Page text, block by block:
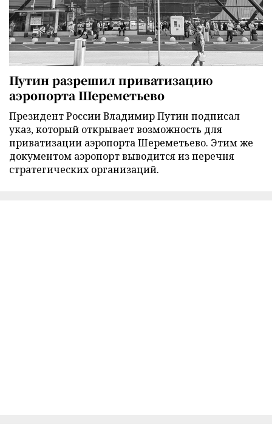
Путин разрешил приватизацию
аэропорта Шереметьево
Президент России Владимир Путин подписал
указ, который открывает возможность для
приватизации аэропорта Шереметьево. Этим же
документом аэропорт выводится из перечня
стратегических организаций.